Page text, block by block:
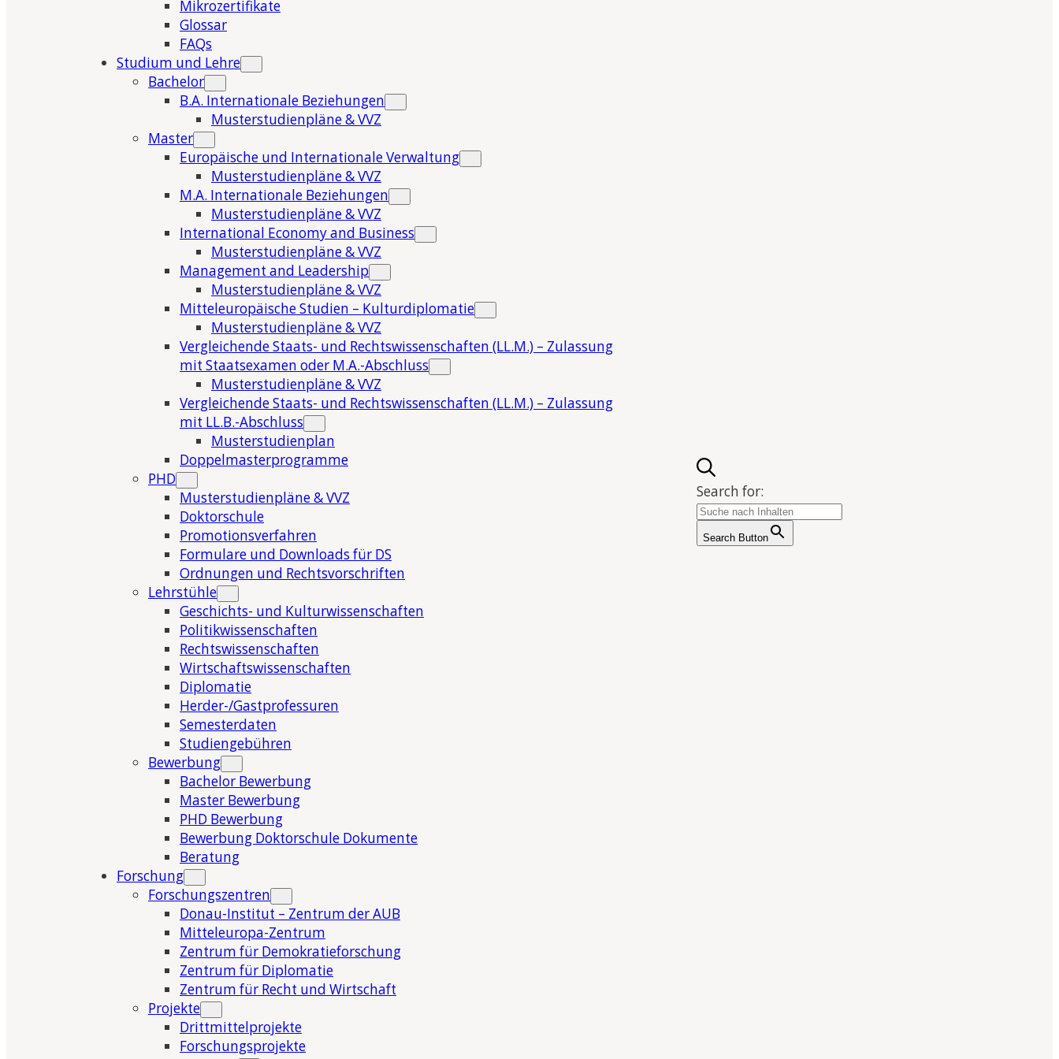
Mikrozertifikate
Glossar
FAQs
Studium und Lehre
Bachelor
B.A. Internationale Beziehungen
Musterstudienpläne & VVZ
Master
Europäische und Internationale Verwaltung
Musterstudienpläne & VVZ
M.A. Internationale Beziehungen
Musterstudienpläne & VVZ
International Economy and Business
Musterstudienpläne & VVZ
Management and Leadership
Musterstudienpläne & VVZ
Mitteleuropäische Studien – Kulturdiplomatie
Musterstudienpläne & VVZ
Vergleichende Staats- und Rechtswissenschaften (LL.M.) – Zulassung
mit Staatsexamen oder M.A.-Abschluss
Musterstudienpläne & VVZ
Vergleichende Staats- und Rechtswissenschaften (LL.M.) – Zulassung
mit LL.B.-Abschluss
Musterstudienplan
Doppelmasterprogramme
PHD
Musterstudienpläne & VVZ
Doktorschule
Promotionsverfahren
Formulare und Downloads für DS
Ordnungen und Rechtsvorschriften
Lehrstühle
Geschichts- und Kulturwissenschaften
Politikwissenschaften
Rechtswissenschaften
Wirtschaftswissenschaften
Diplomatie
Herder-/Gastprofessuren
Semesterdaten
Studiengebühren
Bewerbung
Bachelor Bewerbung
Master Bewerbung
PHD Bewerbung
Bewerbung Doktorschule Dokumente
Beratung
Forschung
Forschungszentren
Donau-Institut – Zentrum der AUB
Mitteleuropa-Zentrum
Zentrum für Demokratieforschung
Zentrum für Diplomatie
Zentrum für Recht und Wirtschaft
Projekte
Drittmittelprojekte
Forschungsprojekte
Search for:
Search Button